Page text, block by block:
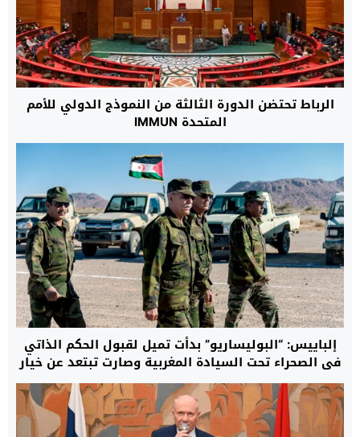
الرباط تحتضن الدورة الثالثة من النموذج الدولي للأمم
المتحدة IMMUN
إلباييس: “البوليساريو” بدأت تميل لقبول الحكم الذاتي
في الصحراء تحت السيادة المغربية وصارت تبتعد عن خيار
السلاح